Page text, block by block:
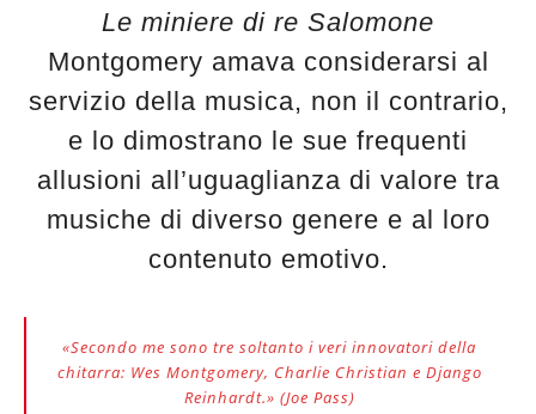
Le miniere di re Salomone
Montgomery amava considerarsi al
servizio della musica, non il contrario,
e lo dimostrano le sue frequenti
allusioni all’uguaglianza di valore tra
musiche di diverso genere e al loro
contenuto emotivo.
«Secondo me sono tre soltanto i veri innovatori della
chitarra: Wes Montgomery, Charlie Christian e Django
Reinhardt.» (Joe Pass)